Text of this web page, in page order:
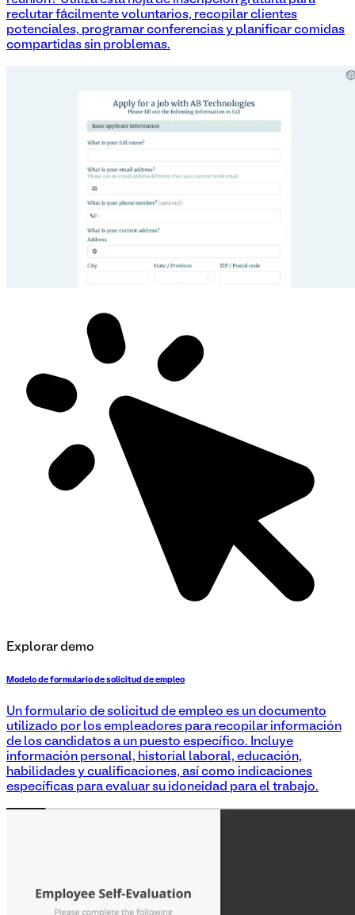
reclutar fácilmente voluntarios, recopilar clientes
potenciales, programar conferencias y planificar comidas
compartidas sin problemas.
Explorar demo
Modelo de formulario de solicitud de empleo
Un formulario de solicitud de empleo es un documento
utilizado por los empleadores para recopilar información
de los candidatos a un puesto específico. Incluye
información personal, historial laboral, educación,
habilidades y cualificaciones, así como indicaciones
específicas para evaluar su idoneidad para el trabajo.